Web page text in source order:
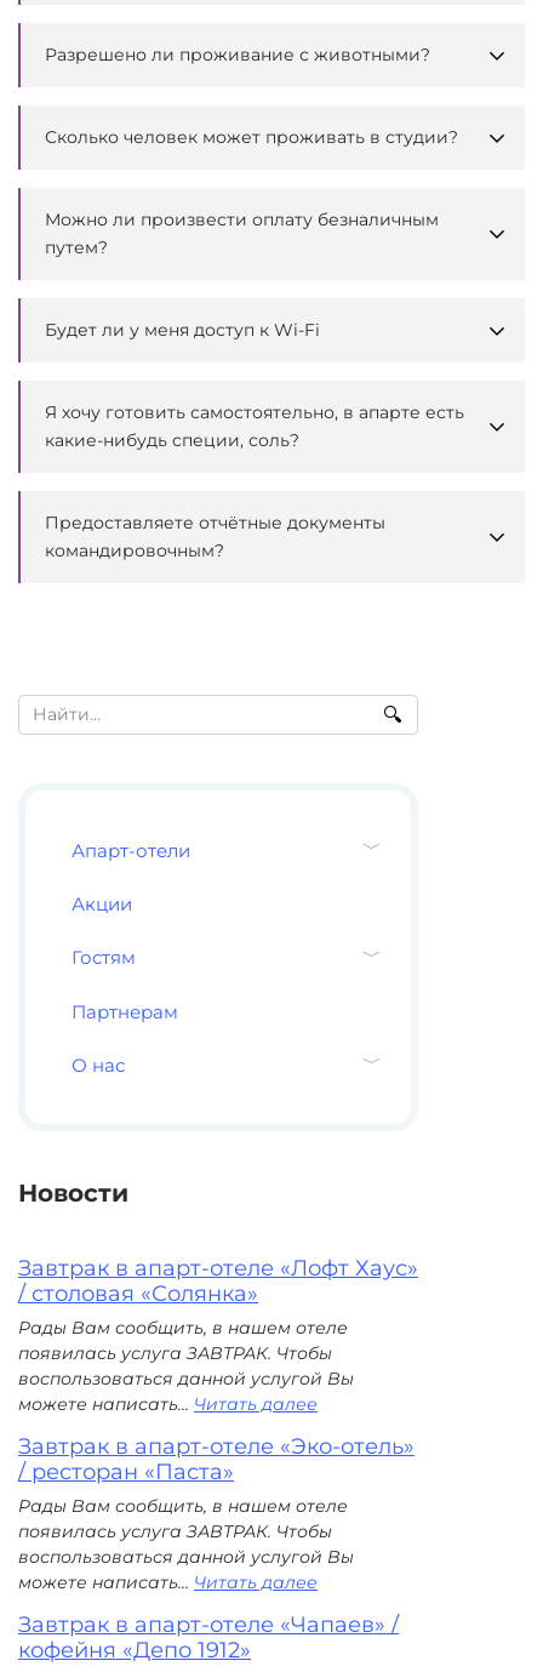
Разрешено ли проживание с животными?
Сколько человек может проживать в студии?
Можно ли произвести оплату безналичным
путем?
Будет ли у меня доступ к Wi-Fi
Я хочу готовить самостоятельно, в апарте есть
какие-нибудь специи, соль?
Предоставляете отчётные документы
командировочным?
Search
for:
Апарт-отели
Акции
Гостям
Партнерам
О нас
Новости
Завтрак в апарт-отеле «Лофт Хаус»
/ столовая «Солянка»
Рады Вам сообщить, в нашем отеле
появилась услуга ЗАВТРАК. Чтобы
воспользоваться данной услугой Вы
можете написать... Читать далее
в
«Лофт
Хаус»
/
столовая
«Солянка»
Завтрак в апарт-отеле «Эко-отель»
/ ресторан «Паста»
Рады Вам сообщить, в нашем отеле
появилась услуга ЗАВТРАК. Чтобы
воспользоваться данной услугой Вы
можете написать... Читать далее
в
Завтрак в апарт-отеле «Чапаев» /
кофейня «Депо 1912»